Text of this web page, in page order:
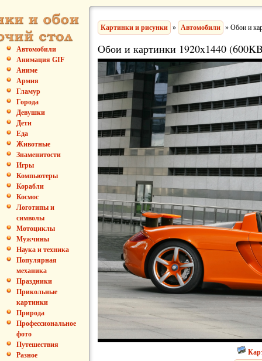
Автомобили
Анимация GIF
Аниме
Армия
Гламур
Города
Девушки
Дети
Еда
Животные
Знаменитости
Игры
Компьютеры
Корабли
Космос
Логотипы и
символы
Мотоциклы
Мужчины
Наука и техника
Популярная
механика
Праздники
Прикольные
картинки
Природа
Профессиональное
фото
Путешествия
Разное
Картинки и рисунки » Автомобили » Обои и
Обои и картинки 1920x1440